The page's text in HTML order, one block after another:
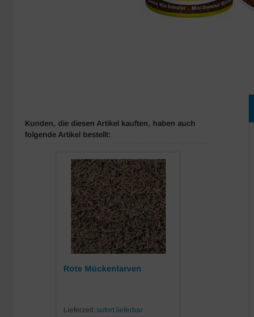
Kunden, die diesen Artikel kauften, haben auch
folgende Artikel bestellt:
Rote Mückenlarven
Lieferzeit:sofort lieferbar